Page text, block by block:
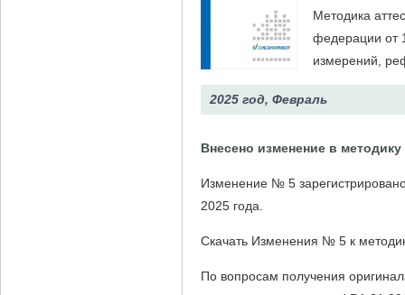
Методика
федерации от
измерений,
2025 год, Февраль
Внесено изменение в
Изменение № 5
2025 года.
Скачать Изменения № 5 к
По вопросам получения